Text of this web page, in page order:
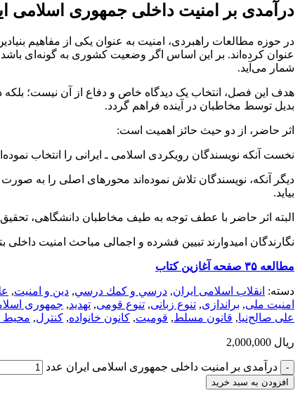
درآمدی بر امنیت داخلی جمهوری اسلامی
در حوزه مطالعات راهبردی، امنیت به عنوان یکی از مفاهیم
عنوان کرده‌اند. بر این اساس اگر وضعیت کشوری به گونه‌ای باشد
شمار می‌آید.
هدف این فصل، انتخاب یک دیدگاه خاص و دفاع از آن نیست؛ بلکه
بدیل توسط مخاطبان در آینده فراهم گردد.
اثر حاضر، از دو حیث حائز اهمیت است:
نخست آنکه نویسندگان رویکردی اسلامی ـ ایرانی را انتخاب
دیگر آنکه، نویسندگان تلاش نموده‌اند محورهای اصلی را به
بیاید.
البته اثر حاضر با عطف توجه به طیف مخاطبان دانشگاهی،
نگارندگان امیدوارند تبیین فشرده و اجمالی مباحث امنیت
مطالعه ۳۵ صفحه آغازین کتاب
دسته: انقلاب اسلامی ایران, درسي و كمك درسي, دین و امنیت,
امنیت ملی, براندازی, تنوع زبانی, تنوع قومی, تهدید, جمهوری
علی صالح‌نیا, قانون مسلط, قومیت, کانون خانواده, کنترل,
ریال
درآمدی بر امنیت داخلی جمهوری اسلامی ایران عدد
افزودن به سبد خرید